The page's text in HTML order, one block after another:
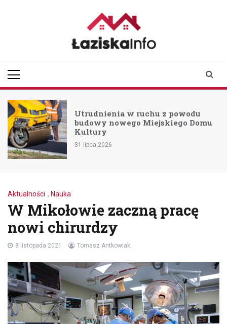
Utrudnienia w ruchu z powodu
budowy nowego Miejskiego Domu
Kultury
31 lipca 2026
Aktualności , Nauka
W Mikołowie zaczną pracę
nowi chirurdzy
8 listopada 2021 Tomasz Antkowiak